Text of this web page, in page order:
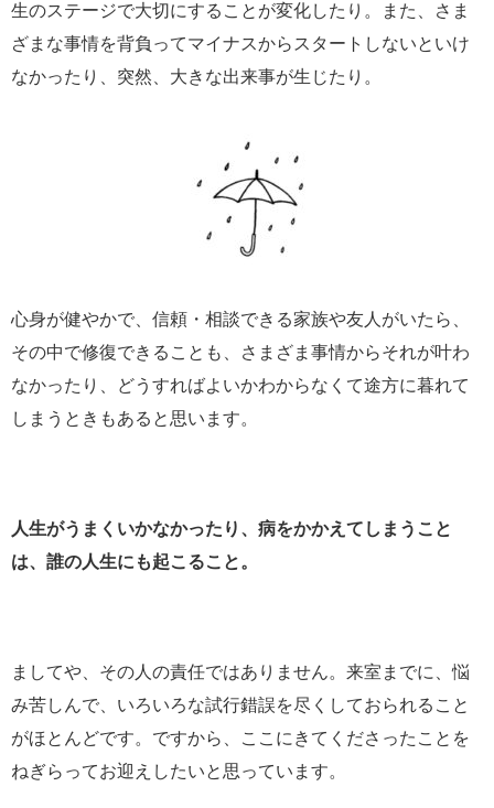
生のステージで大切にすることが変化したり。また、さま
ざまな事情を背負ってマイナスからスタートしないといけ
なかったり、突然、大きな出来事が生じたり。
心身が健やかで、信頼・相談できる家族や友人がいたら、
その中で修復できることも、さまざま事情からそれが叶わ
なかったり、どうすればよいかわからなくて途方に暮れて
しまうときもあると思います。
人生がうまくいかなかったり、病をかかえてしまうこと
は、誰の人生にも起こること。
ましてや、その人の責任ではありません。来室までに、悩
み苦しんで、いろいろな試行錯誤を尽くしておられること
がほとんどです。ですから、ここにきてくださったことを
ねぎらってお迎えしたいと思っています。